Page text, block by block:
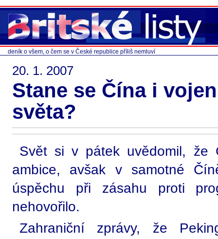
deník o všem, o čem se v České republice příliš nemluví
20. 1. 2007
Stane se Čína i
světa?
Svět si v pátek uvědomil, že
ambice, avšak v samotné
úspěchu při zásahu proti
nehovořilo.
Zahraniční zprávy, že